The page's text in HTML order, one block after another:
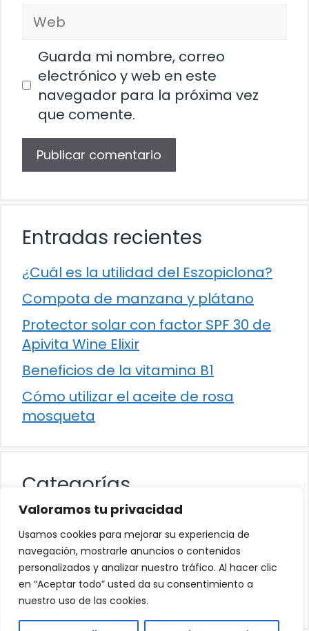
Valoramos tu privacidad
Usamos cookies para mejorar su experiencia de
navegación, mostrarle anuncios o contenidos
personalizados y analizar nuestro tráfico. Al hacer clic
en “Aceptar todo” usted da su consentimiento a
nuestro uso de las cookies.
Web
Guarda mi nombre, correo
electrónico y web en este
navegador para la próxima vez
que comente.
Entradas recientes
¿Cuál es la utilidad del Eszopiclona?
Compota de manzana y plátano
Protector solar con factor SPF 30 de
Apivita Wine Elixir
Beneficios de la vitamina B1
Cómo utilizar el aceite de rosa
mosqueta
Categorías
Alimentación
Destacados
Hogar
Salud